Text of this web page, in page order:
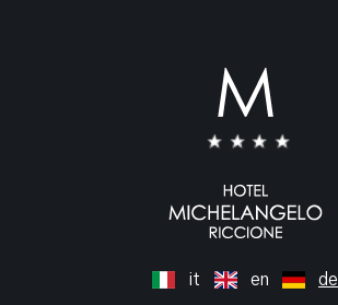
it en de